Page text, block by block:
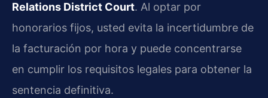
Relations District Court. Al optar por
honorarios fijos, usted evita la incertidumbre de
la facturación por hora y puede concentrarse
en cumplir los requisitos legales para obtener la
sentencia definitiva.